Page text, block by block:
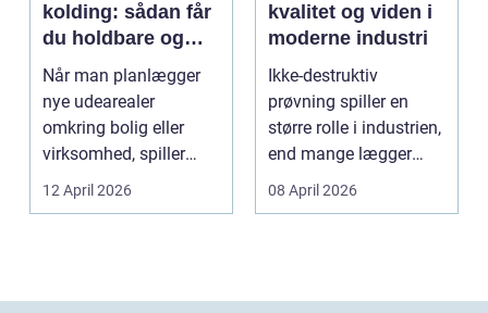
kolding: sådan får
du holdbare og
flotte udearealer
Når man planlægger
nye udearealer
omkring bolig eller
virksomhed, spiller
belægningen en helt
12 April 2026
kvalitet og viden i
moderne industri
Ikke-destruktiv
prøvning spiller en
større rolle i industrien,
end mange lægger
mærke til i hverdage...
08 April 2026